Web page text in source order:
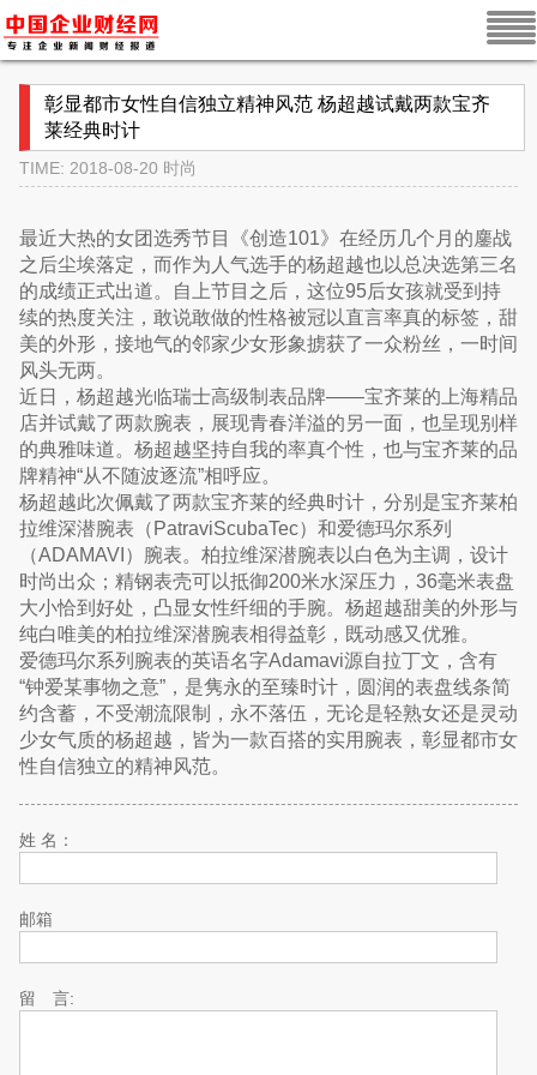
彰显都市女性自信独立精神风范 杨超越试戴两款宝齐
莱经典时计
TIME: 2018-08-20 时尚
最近大热的女团选秀节目《创造101》在经历几个月的鏖战
之后尘埃落定，而作为人气选手的杨超越也以总决选第三名
的成绩正式出道。自上节目之后，这位95后女孩就受到持
续的热度关注，敢说敢做的性格被冠以直言率真的标签，甜
美的外形，接地气的邻家少女形象掳获了一众粉丝，一时间
风头无两。
近日，杨超越光临瑞士高级制表品牌——宝齐莱的上海精品
店并试戴了两款腕表，展现青春洋溢的另一面，也呈现别样
的典雅味道。杨超越坚持自我的率真个性，也与宝齐莱的品
牌精神“从不随波逐流”相呼应。
杨超越此次佩戴了两款宝齐莱的经典时计，分别是宝齐莱柏
拉维深潜腕表（PatraviScubaTec）和爱德玛尔系列
（ADAMAVI）腕表。柏拉维深潜腕表以白色为主调，设计
时尚出众；精钢表壳可以抵御200米水深压力，36毫米表盘
大小恰到好处，凸显女性纤细的手腕。杨超越甜美的外形与
纯白唯美的柏拉维深潜腕表相得益彰，既动感又优雅。
爱德玛尔系列腕表的英语名字Adamavi源自拉丁文，含有
“钟爱某事物之意”，是隽永的至臻时计，圆润的表盘线条简
约含蓄，不受潮流限制，永不落伍，无论是轻熟女还是灵动
少女气质的杨超越，皆为一款百搭的实用腕表，彰显都市女
性自信独立的精神风范。
姓 名：
邮箱
留 言: